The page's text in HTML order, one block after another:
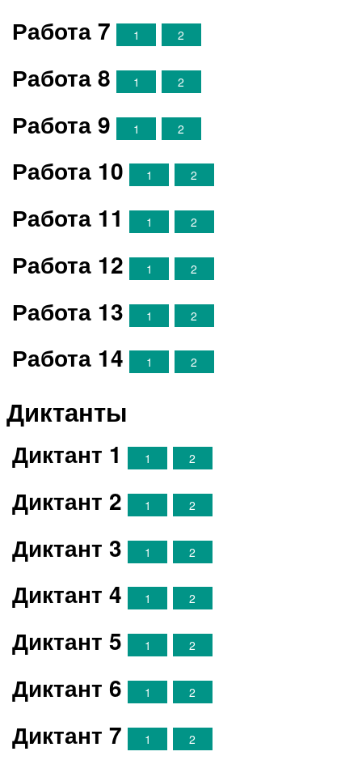
Работа 7 1 2
Работа 8 1 2
Работа 9 1 2
Работа 10 1 2
Работа 11 1 2
Работа 12 1 2
Работа 13 1 2
Работа 14 1 2
Диктанты
Диктант 1 1 2
Диктант 2 1 2
Диктант 3 1 2
Диктант 4 1 2
Диктант 5 1 2
Диктант 6 1 2
Диктант 7 1 2